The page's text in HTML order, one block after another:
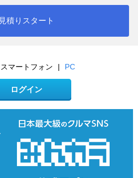
見積りスタート
スマートフォン | PC
ログイン